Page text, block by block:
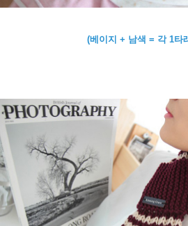
(베이지 + 남색 = 각 1타